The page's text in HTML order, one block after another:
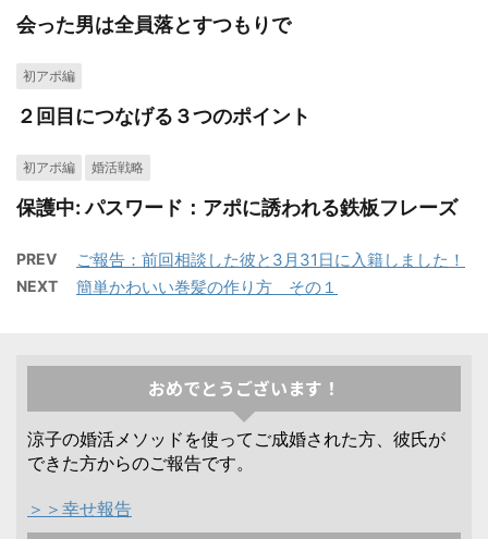
会った男は全員落とすつもりで
初アポ編
２回目につなげる３つのポイント
初アポ編 婚活戦略
保護中: パスワード：アポに誘われる鉄板フレーズ
PREV ご報告：前回相談した彼と3月31日に入籍しました！
NEXT 簡単かわいい巻髪の作り方 その１
おめでとうございます！
涼子の婚活メソッドを使ってご成婚された方、彼氏が
できた方からのご報告です。
＞＞幸せ報告